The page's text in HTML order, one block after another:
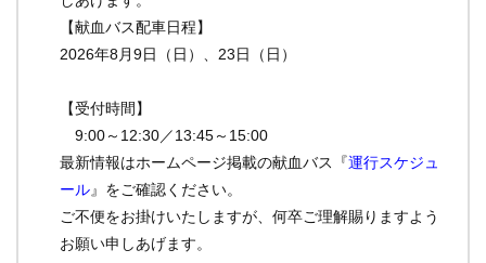
【献血バス配車日程】
2026年8月9日（日）、23日（日）
【受付時間】
9:00～12:30／13:45～15:00
最新情報はホームページ掲載の献血バス『運行スケジュ
ール』をご確認ください。
ご不便をお掛けいたしますが、何卒ご理解賜りますよう
お願い申しあげます。